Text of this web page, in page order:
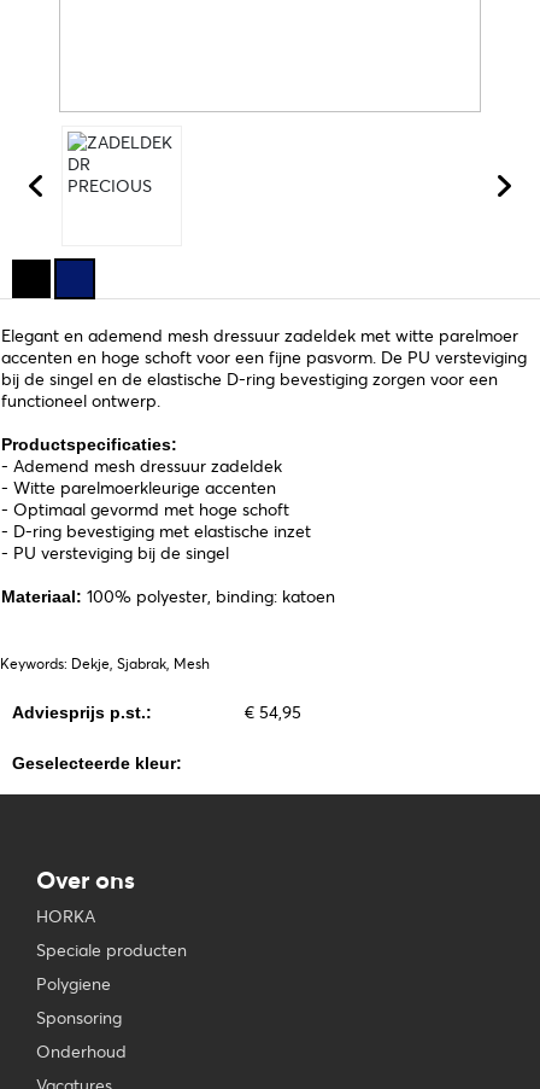
Elegant en ademend mesh dressuur zadeldek met witte parelmoer
accenten en hoge schoft voor een fijne pasvorm. De PU versteviging
bij de singel en de elastische D-ring bevestiging zorgen voor een
functioneel ontwerp.
Productspecificaties:
- Ademend mesh dressuur zadeldek
- Witte parelmoerkleurige accenten
- Optimaal gevormd met hoge schoft
- D-ring bevestiging met elastische inzet
- PU versteviging bij de singel
Materiaal: 100% polyester, binding: katoen
Keywords: Dekje, Sjabrak, Mesh
Adviesprijs p.st.: € 54,95
Geselecteerde kleur:
Over ons
HORKA
Speciale producten
Polygiene
Sponsoring
Onderhoud